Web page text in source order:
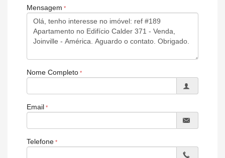
Room.
Diferencial:Conveniência e conforto aliados à melhor
localização do bairro América.
A verdadeira sofisticação é viver com comodidade.
Fale com a Manhães Imóveis e descubra o seu novo
refúgio.
sujeitos a alteração).
Aquecimento de Água
Mensagem
Nome Completo
Email
Telefone